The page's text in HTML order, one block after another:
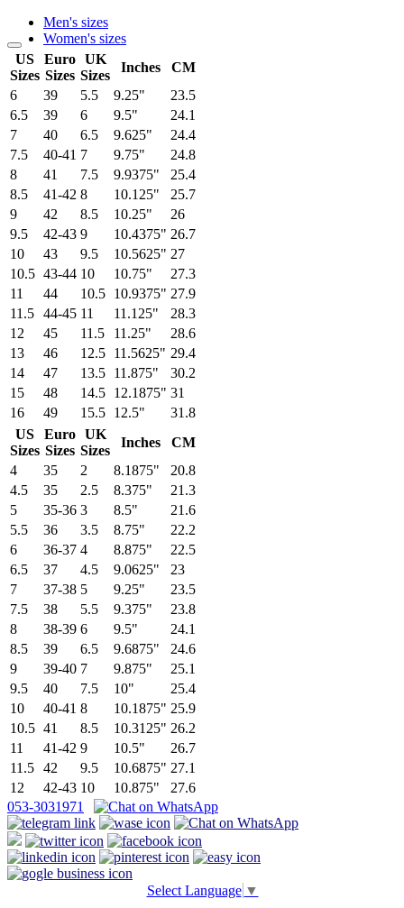
Men's sizes
Women's sizes
US
Sizes
Euro
Sizes
UK
Sizes
Inches
CM
6
39 5.5 9.25"
23.5
6.5
39 6 9.5"
24.1
7
40 6.5 9.625"
24.4
7.5
40-41 7 9.75"
24.8
8
41 7.5 9.9375"
25.4
8.5
41-42 8 10.125"
25.7
9
42 8.5 10.25"
26
9.5
42-43 9 10.4375" 26.7
10
43 9.5 10.5625" 27
10.5 43-44 10 10.75"
27.3
11
44 10.5 10.9375" 27.9
11.5 44-45 11 11.125"
28.3
12
45 11.5 11.25"
28.6
13
46 12.5 11.5625" 29.4
14
47 13.5 11.875"
30.2
15
48 14.5 12.1875" 31
16
49 15.5 12.5"
31.8
US
Sizes
Euro
Sizes
UK
Sizes
Inches
CM
4
35 2 8.1875"
20.8
4.5
35 2.5 8.375"
21.3
5
35-36 3 8.5"
21.6
5.5
36 3.5 8.75"
22.2
6
36-37 4 8.875"
22.5
6.5
37 4.5 9.0625"
23
7
37-38 5 9.25"
23.5
7.5
38 5.5 9.375"
23.8
8
38-39 6 9.5"
24.1
8.5
39 6.5 9.6875"
24.6
9
39-40 7 9.875"
25.1
9.5
40 7.5 10"
25.4
10
40-41 8 10.1875" 25.9
10.5 41 8.5 10.3125" 26.2
11
41-42 9 10.5"
26.7
11.5 42 9.5 10.6875" 27.1
12
42-43 10 10.875"
27.6
053-3031971
Select Language ▼